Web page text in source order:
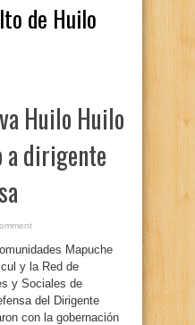
de Huilo
Huilo Huilo
a dirigente
Mapuche
y la Red de
y Sociales de
del Dirigente
con la gobernación